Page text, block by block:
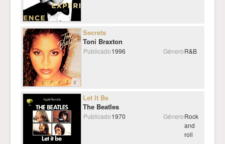
Secrets
Toni Braxton
Publicado1996 GéneroR&B
Let It Be
The Beatles
Publicado1970 GéneroRock
and
roll